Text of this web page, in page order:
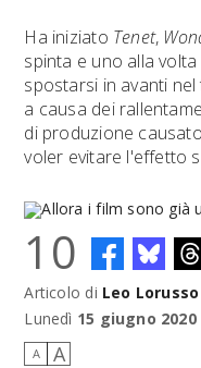
Ha iniziato Tenet,
spinta e uno alla
spostarsi in avanti
a causa dei
di produzione
voler evitare l'effetto
Allora i film sono già usciti?
10
Articolo di Leo Lorusso
Lunedì 15 giugno 2020
A A